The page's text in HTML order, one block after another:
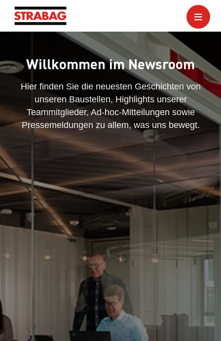
Willkommen im Newsroom
Hier finden Sie die neuesten Geschichten von
unseren Baustellen, Highlights unserer
Teammitglieder, Ad-hoc-Mitteilungen sowie
Pressemeldungen zu allem, was uns bewegt.